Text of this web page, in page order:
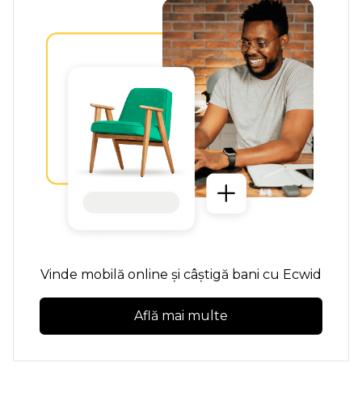
Vinde mobilă online și câștigă bani cu Ecwid
Află mai multe